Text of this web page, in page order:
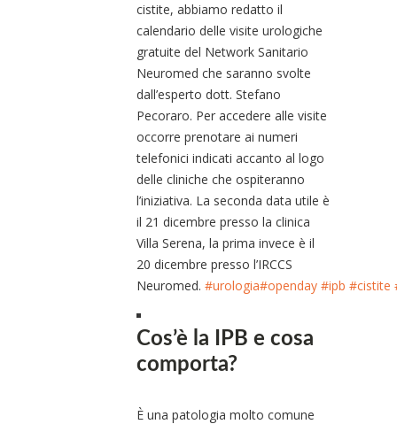
cistite, abbiamo redatto il
calendario delle visite urologiche
gratuite del Network Sanitario
Neuromed che saranno svolte
dall’esperto dott. Stefano
Pecoraro. Per accedere alle visite
occorre prenotare ai numeri
telefonici indicati accanto al logo
delle cliniche che ospiteranno
l’iniziativa. La seconda data utile è
il 21 dicembre presso la clinica
Villa Serena, la prima invece è il
20 dicembre presso l’IRCCS
Neuromed. #urologia#openday #ipb #cistite
Cos’è la IPB e cosa
comporta?
È una patologia molto comune